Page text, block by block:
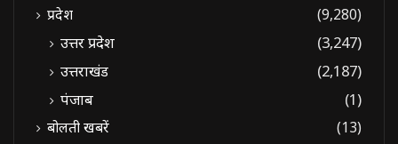
प्रदेश
(9,280)
उत्तर प्रदेश
(3,247)
उत्तराखंड
(2,187)
पंजाब
(1)
बोलती खबरें
(13)